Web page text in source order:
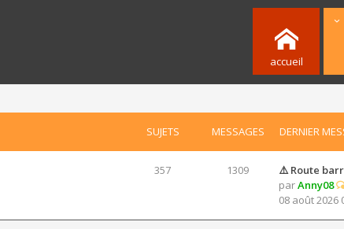
accueil
SUJETS MESSAGES DERNIER
357 1309
⚠️ Route
parAnny08
08 août 2026